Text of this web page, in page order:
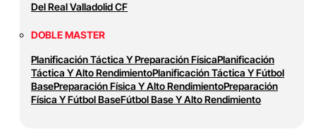
Del Real Valladolid CF
DOBLE MASTER
Planificación Táctica Y Preparación FísicaPlanificación
Táctica Y Alto RendimientoPlanificación Táctica Y Fútbol
BasePreparación Física Y Alto RendimientoPreparación
Física Y Fútbol BaseFútbol Base Y Alto Rendimiento